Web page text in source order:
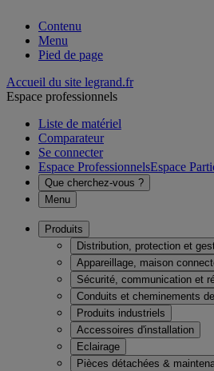
Contenu
Menu
Pied de page
Accueil du site legrand.fr
Espace professionnels
Liste de matériel
Comparateur
Se connecter
Espace ProfessionnelsEspace
Que cherchez-vous ?
Menu
Produits
Distribution, protection et
Appareillage, maison
Sécurité, communication et
Conduits et cheminements
Produits industriels
Accessoires d'installation
Eclairage
Pièces détachées &